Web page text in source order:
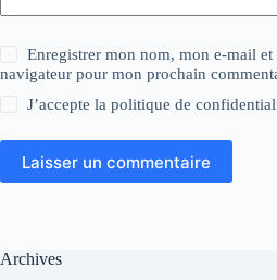
Enregistrer mon nom, mon e-mail et
navigateur pour mon prochain
J’accepte lapolitique de
Laisser un commentaire
Archives